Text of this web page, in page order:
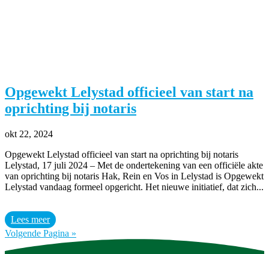
Opgewekt Lelystad officieel van start na
oprichting bij notaris
okt 22, 2024
Opgewekt Lelystad officieel van start na oprichting bij notaris
Lelystad, 17 juli 2024 – Met de ondertekening van een officiële akte
van oprichting bij notaris Hak, Rein en Vos in Lelystad is Opgewekt
Lelystad vandaag formeel opgericht. Het nieuwe initiatief, dat zich...
Lees meer
Volgende Pagina »